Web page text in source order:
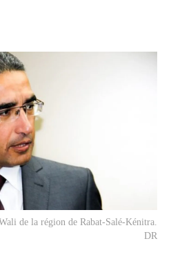
de la région de Rabat-Salé-Kénitra.
DR